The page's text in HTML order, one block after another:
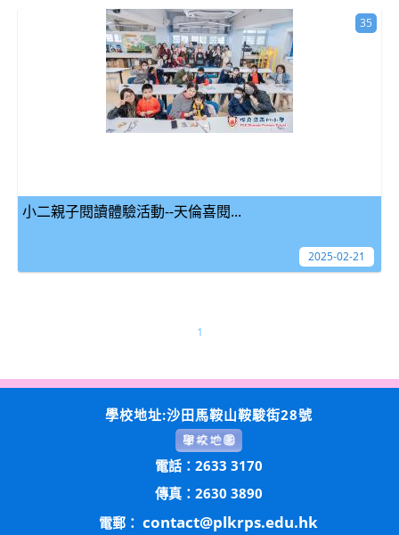
小二親子閱讀體驗活動--天倫喜閱...
35
2025-02-21
1
學校地址:沙田馬鞍山鞍駿街28號
電話：2633 3170
傳真：2630 3890
電郵： contact@plkrps.edu.hk